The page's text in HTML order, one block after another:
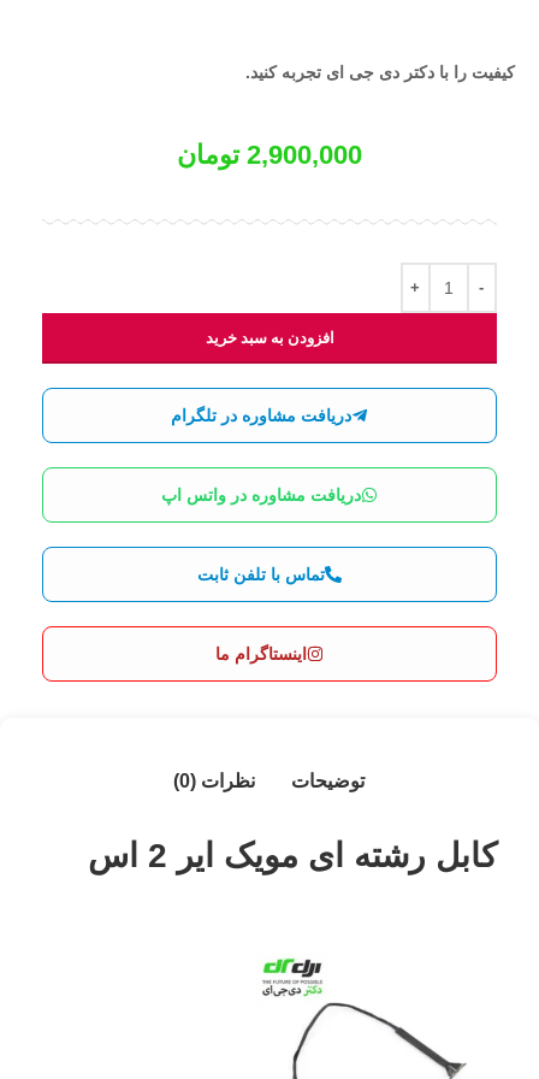
کیفیت را با دکتر دی جی ای تجربه کنید.
2,900,000 تومان
افزودن به سبد خرید
دریافت مشاوره در تلگرام
دریافت مشاوره در واتس اپ
تماس با تلفن ثابت
اینستاگرام ما
توضیحات نظرات (0)
کابل رشته ای مویک ایر 2 اس